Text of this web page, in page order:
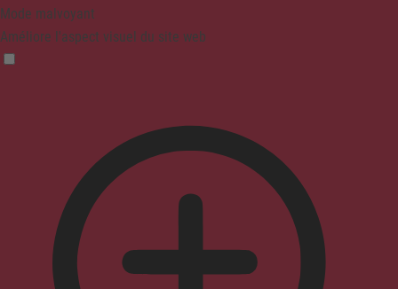
Mode malvoyant
Améliore l'aspect visuel du site web